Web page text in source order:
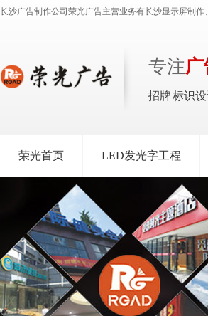
长沙广告制作公司荣光广告主营业务有长沙显示屏制
专注
招牌 标识
荣光首页 LED发光字工程